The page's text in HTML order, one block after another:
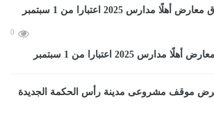
0
2025 اعتبارا من 1 سبتمبر